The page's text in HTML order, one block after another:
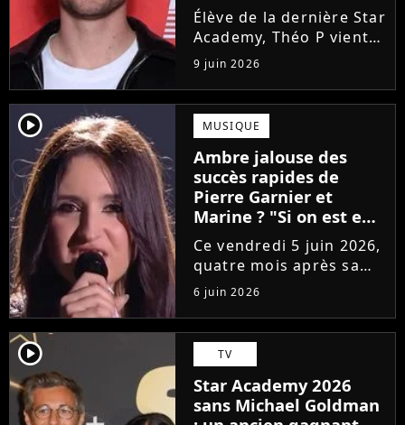
Élève de la dernière Star
Academy, Théo P vient
de sortir son premier
single Garçon solide. En
interview, l'ancien
candidat se livre à
coeur ouvert sur
l'avenir incertain dans
le milieu...
9 juin 2026
player2 MUSIQUE
Ambre jalouse des
succès rapides de
Pierre Garnier et
Marine ? "Si on est en
compétition..."
Ce vendredi 5 juin 2026,
quatre mois après sa
victoire à la Star
Academy, Ambre a
dévoilé J'me demande,
son premier single. Une
chanson arrivée
tardivement vis-à-vis
des carrières...
6 juin 2026
player2 TV
Star Academy 2026
sans Michael Goldman